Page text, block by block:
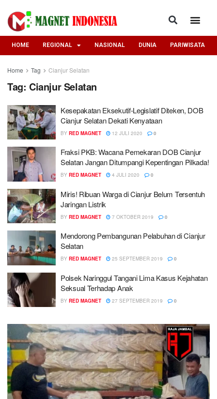
HOME REGIONAL NASIONAL DUNIA PARIWISATA
Home Tag Cianjur Selatan
Tag: Cianjur Selatan
Kesepakatan Eksekutif-Legislatif Diteken, DOB
Cianjur Selatan Dekati Kenyataan
BY RED MAGNET 12 JULI 2020 0
Fraksi PKB: Wacana Pemekaran DOB Cianjur
Selatan Jangan Ditumpangi Kepentingan Pilkada!
BY RED MAGNET 4 JULI 2020 0
Miris! Ribuan Warga di Cianjur Belum Tersentuh
Jaringan Listrik
BY RED MAGNET 7 OKTOBER 2019 0
Mendorong Pembangunan Pelabuhan di Cianjur
Selatan
BY RED MAGNET 25 SEPTEMBER 2019 0
Polsek Naringgul Tangani Lima Kasus Kejahatan
Seksual Terhadap Anak
BY RED MAGNET 27 SEPTEMBER 2019 0